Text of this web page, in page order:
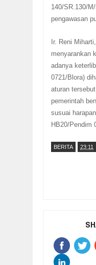
140/SR.130/
pengawasan
Ir. Reni
menyarankan
adanya
0721/Blora)
aturan
pemerintah
susuai
HB20/Pendim
BERITA 23:11